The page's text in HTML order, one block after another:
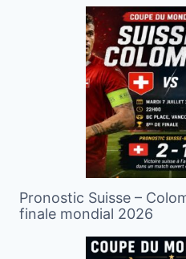
Pronostic Suisse –
finale mondial 2026